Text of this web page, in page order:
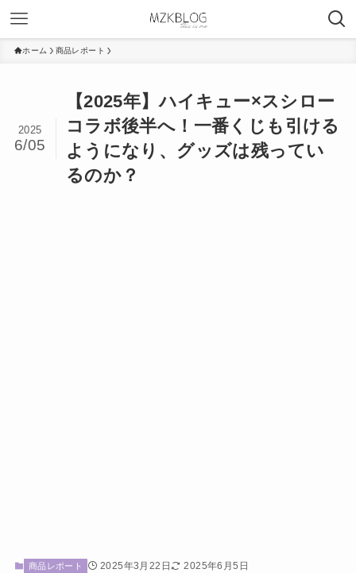
ホーム 商品レポート
【2025年】ハイキュー×スシロー
コラボ後半へ！一番くじも引ける
ようになり、グッズは残ってい
るのか？
2025
6/05
商品レポート 2025年3月22日 2025年6月5日